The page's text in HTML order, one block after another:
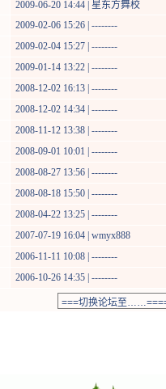
2009-06-20 14:44 | 星东方舞校
2009-02-06 15:26 | --------
2009-02-04 15:27 | --------
2009-01-14 13:22 | --------
2008-12-02 16:13 | --------
2008-12-02 14:34 | --------
2008-11-12 13:38 | --------
2008-09-01 10:01 | --------
2008-08-27 13:56 | --------
2008-08-18 15:50 | --------
2008-04-22 13:25 | --------
2007-07-19 16:04 | wmyx888
2006-11-11 10:08 | --------
2006-10-26 14:35 | --------